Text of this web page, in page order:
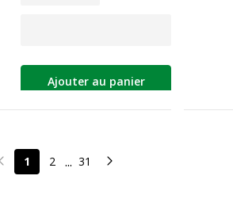
Ajouter au panier
Page précédente
1 2 ... 31 Page suivante